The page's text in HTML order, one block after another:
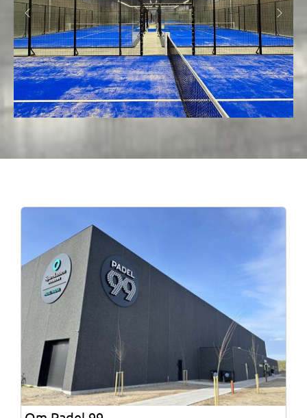
Om Padel 99
Læs mere om Padel 99